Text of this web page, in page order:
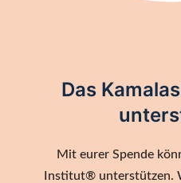
Das
Mit eurer Spende
Institut® unterstützen.